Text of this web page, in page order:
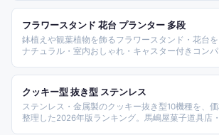
務用タイプまで、用途と素材別に整理しています。
フラワースタンド 花台 プランター 多段
鉢植えや観葉植物を飾るフラワースタンド・花台
ナチュラル・室内おしゃれ・キャスター付きコン
レイに合う一台選びを助けます。
クッキー型 抜き型 ステンレス
ステンレス・金属製のクッキー抜き型10機種を、
整理した2026年版ランキング。馬嶋屋菓子道具店